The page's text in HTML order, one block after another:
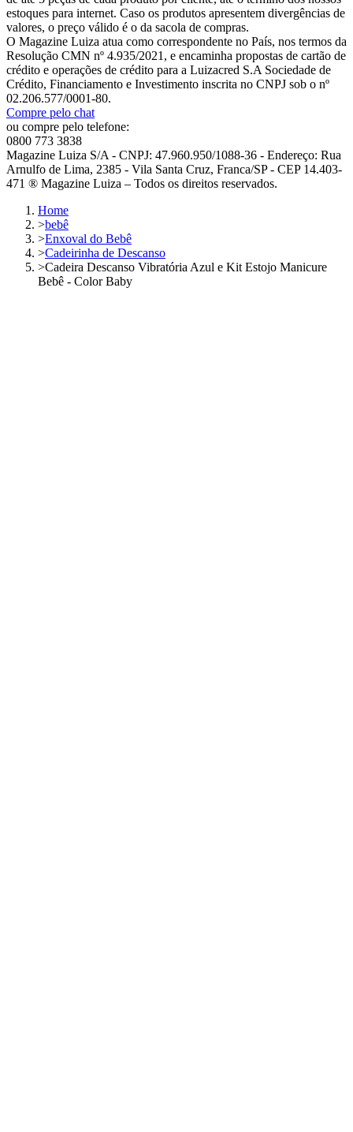
estoques para internet. Caso os produtos apresentem divergências de
valores, o preço válido é o da sacola de compras.
O Magazine Luiza atua como correspondente no País, nos termos da
Resolução CMN nº 4.935/2021, e encaminha propostas de cartão de
crédito e operações de crédito para a Luizacred S.A Sociedade de
Crédito, Financiamento e Investimento inscrita no CNPJ sob o nº
02.206.577/0001-80.
Compre pelo chat
ou compre pelo telefone:
0800 773 3838
Magazine Luiza S/A - CNPJ: 47.960.950/1088-36 - Endereço: Rua
Arnulfo de Lima, 2385 - Vila Santa Cruz, Franca/SP - CEP 14.403-
471 ® Magazine Luiza – Todos os direitos reservados.
Home
>bebê
>Enxoval do Bebê
>Cadeirinha de Descanso
>Cadeira Descanso Vibratória Azul e Kit Estojo Manicure
Bebê - Color Baby